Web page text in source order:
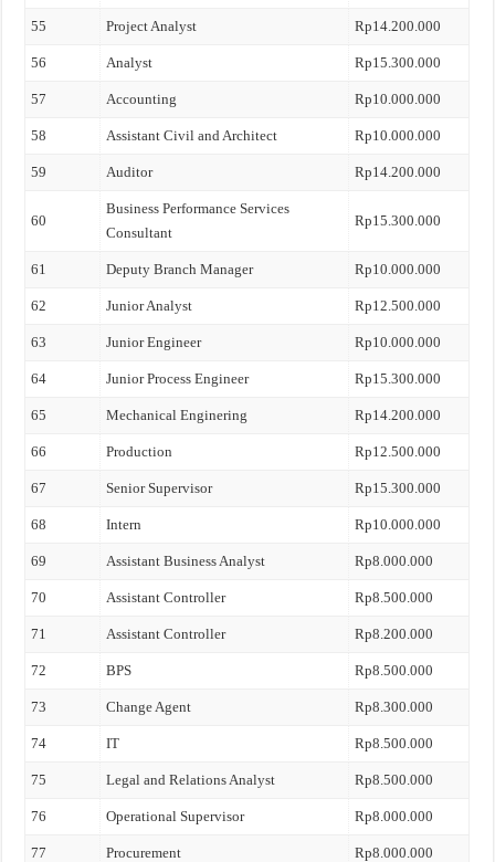
55 Project Analyst Rp14.200.000
56 Analyst Rp15.300.000
57 Accounting Rp10.000.000
58 Assistant Civil and Architect Rp10.000.000
59 Auditor Rp14.200.000
60
Business Performance Services
Consultant
Rp15.300.000
61 Deputy Branch Manager Rp10.000.000
62 Junior Analyst Rp12.500.000
63 Junior Engineer Rp10.000.000
64 Junior Process Engineer Rp15.300.000
65 Mechanical Enginering Rp14.200.000
66 Production Rp12.500.000
67 Senior Supervisor Rp15.300.000
68 Intern Rp10.000.000
69 Assistant Business Analyst Rp8.000.000
70 Assistant Controller Rp8.500.000
71 Assistant Controller Rp8.200.000
72 BPS Rp8.500.000
73 Change Agent Rp8.300.000
74 IT Rp8.500.000
75 Legal and Relations Analyst Rp8.500.000
76 Operational Supervisor Rp8.000.000
77 Procurement Rp8.000.000